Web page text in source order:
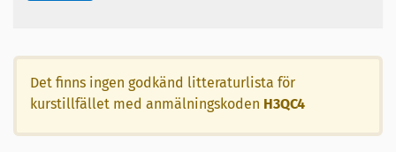
Det finns ingen godkänd litteraturlista för
kurstillfället med anmälningskoden H3QC4